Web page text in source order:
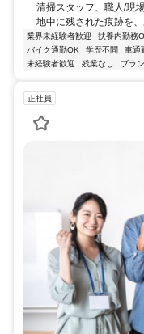
清掃スタッフ、職人/現
地中に残された痕跡を
業界未経験者歓迎 扶養内勤務
バイク通勤OK
学歴不問 車通
未経験者歓迎
残業なし ブラ
正社員